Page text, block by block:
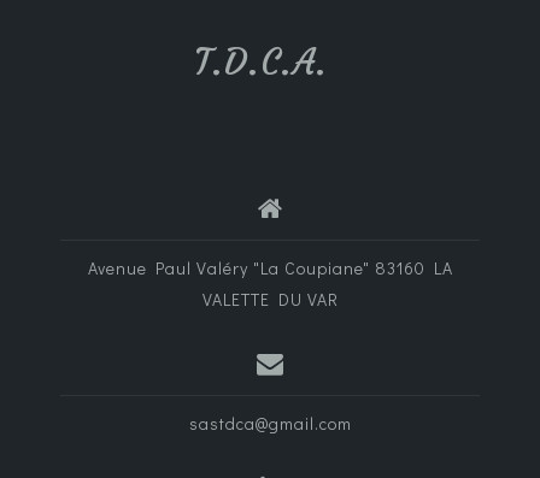
T.D.C.A.
Avenue Paul Valéry "La Coupiane" 83160 LA
VALETTE DU VAR
sastdca@gmail.com